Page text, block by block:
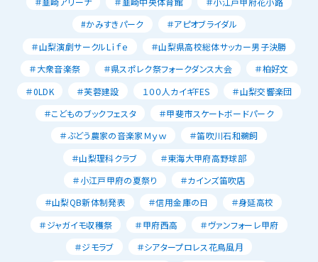
#かみすきパーク
＃アピオブライダル
＃山梨演劇サークルLｉｆｅ
＃山梨県高校総体サッカー男子決勝
＃大衆音楽祭
＃県スポレク祭フォークダンス大会
＃柏好文
＃0LDK
＃芙蓉建設 １００人カイギFES
＃山梨交響楽団
＃こどものブックフェスタ
＃甲斐市スケートボードパーク
＃ぶどう農家の音楽家Ｍｙｗ
＃笛吹川石和鵜飼
＃山梨理科クラブ
＃東海大甲府高野球部
＃小江戸甲府の夏祭り
＃カインズ笛吹店
＃山梨QB新体制発表
＃信用金庫の日
＃身延高校
＃ジャガイモ収穫祭
＃甲府西高
＃ヴァンフォーレ甲府
＃ジモラブ
＃シアタープロレス花鳥風月